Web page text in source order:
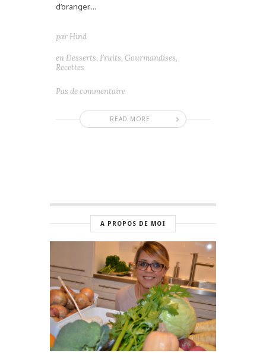
d’oranger....
READ MORE
par Hind
en Desserts, Fruits, Gourmandises,
Recettes
Pas de commentaire
A PROPOS DE MOI